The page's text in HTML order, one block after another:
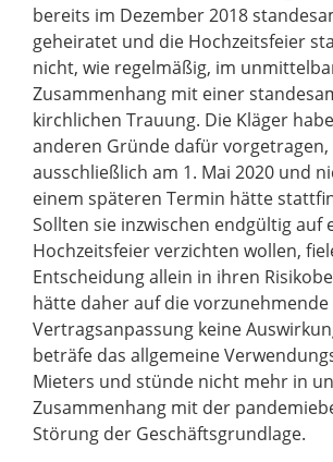
bereits im Dezember 2018
geheiratet und die Hochzeitsfeier
nicht, wie regelmäßig, im
Zusammenhang mit einer
kirchlichen Trauung. Die Kläger
anderen Gründe dafür vorgetragen,
ausschließlich am 1. Mai 2020 und
einem späteren Termin hätte
Sollten sie inzwischen endgültig auf
Hochzeitsfeier verzichten wollen,
Entscheidung allein in ihren
hätte daher auf die vorzunehmende
Vertragsanpassung keine
beträfe das allgemeine
Mieters und stünde nicht mehr in
Zusammenhang mit der
Störung der Geschäftsgrundlage.